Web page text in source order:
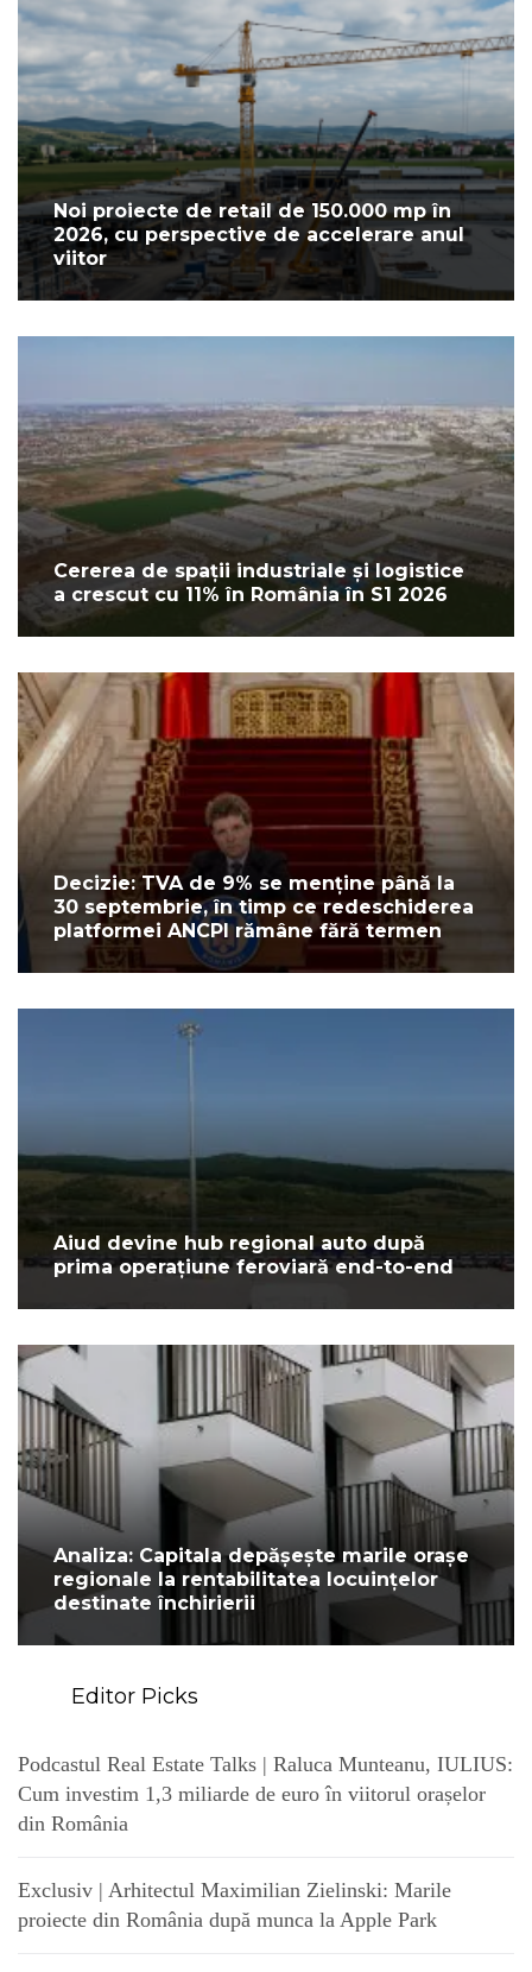
Noi proiecte de retail de 150.000 mp în
2026, cu perspective de accelerare anul
viitor
Cererea de spații industriale și logistice
a crescut cu 11% în România în S1 2026
Decizie: TVA de 9% se menține până la
30 septembrie, în timp ce redeschiderea
platformei ANCPI rămâne fără termen
Aiud devine hub regional auto după
prima operațiune feroviară end-to-end
Analiza: Capitala depășește marile orașe
regionale la rentabilitatea locuințelor
destinate închirierii
Editor Picks
Podcastul Real Estate Talks | Raluca Munteanu, IULIUS:
Cum investim 1,3 miliarde de euro în viitorul orașelor
din România
Exclusiv | Arhitectul Maximilian Zielinski: Marile
proiecte din România după munca la Apple Park